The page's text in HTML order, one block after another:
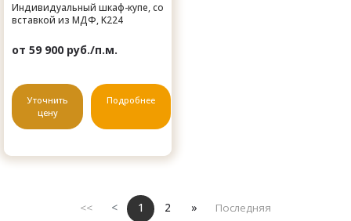
Индивидуальный шкаф-купе, со
вставкой из МДФ, K224
от 59 900 руб./п.м.
Уточнить
цену
Подробнее
<< < 1 2 » Последняя